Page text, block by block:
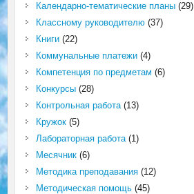
Календарно-тематические планы(29)
Классному руководителю(37)
Книги(22)
Коммунальные платежи(4)
Компетенция по предметам (6)
Конкурсы(28)
Контрольная работа(13)
Кружок(5)
Лабораторная работа(1)
Месячник(6)
Методика преподавания(12)
Методическая помощь(45)